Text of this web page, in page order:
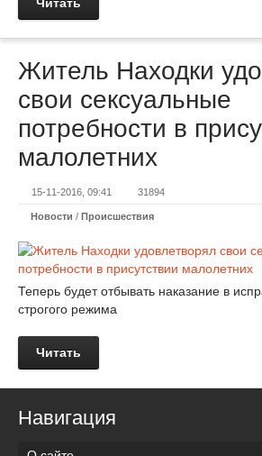
Житель Находки
свои сексуальные
потребности в
малолетних
15-11-2016, 09:41 31894
Новости / Происшествия
Теперь будет отбывать наказание в
строгого режима
Читать
Навигация